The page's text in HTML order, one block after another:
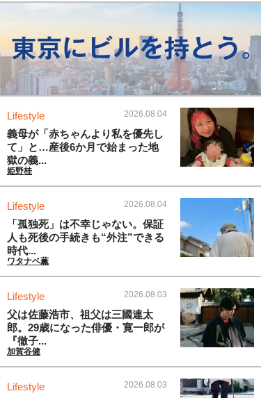
Lifestyle 2026.08.04
義母が「赤ちゃんより私を優先し
て」と…産後6か月で始まった地
獄の義...
姫野桂
Lifestyle 2026.08.04
「孤独死」は不幸じゃない。保証
人も死後の手続きも“外注”できる
時代...
ワタナベ薫
Lifestyle 2026.08.03
父は佐藤浩市、祖父は三國連太
郎。29歳になった俳優・寛一郎が
『徹子...
加賀谷健
Lifestyle 2026.08.03